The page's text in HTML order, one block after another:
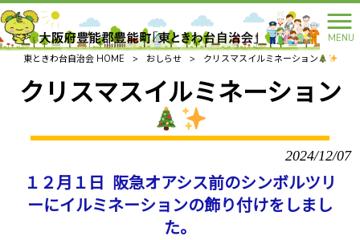
MENU
東ときわ台自治会 HOME
> おしらせ > クリスマスイルミネーション
クリスマスイルミネーション
2024/12/07
１２月１日 阪急オアシス前のシンボルツリ
ーにイルミネーションの飾り付けをしまし
た。